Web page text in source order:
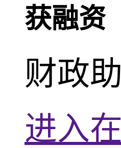
获融资
财政
进入